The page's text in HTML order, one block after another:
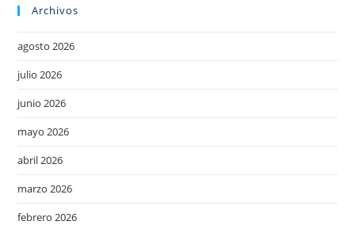
Archivos
agosto 2026
julio 2026
junio 2026
mayo 2026
abril 2026
marzo 2026
febrero 2026